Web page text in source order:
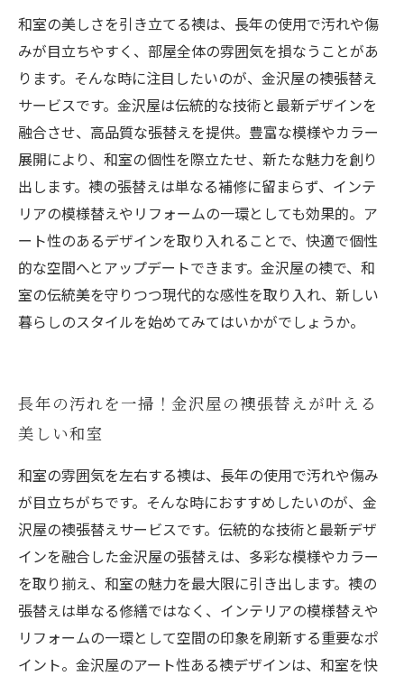
る瞬間
襖の張替えは部屋全体のリフォームの鍵！その
重要性とは？
金沢屋の襖張替えで和室をもっと個性的で快適
な空間に
和室の美しさを引き立てる襖は、長年の使用で汚れや傷
みが目立ちやすく、部屋全体の雰囲気を損なうことがあ
ります。そんな時に注目したいのが、金沢屋の襖張替え
サービスです。金沢屋は伝統的な技術と最新デザインを
融合させ、高品質な張替えを提供。豊富な模様やカラー
展開により、和室の個性を際立たせ、新たな魅力を創り
出します。襖の張替えは単なる補修に留まらず、インテ
リアの模様替えやリフォームの一環としても効果的。ア
ート性のあるデザインを取り入れることで、快適で個性
的な空間へとアップデートできます。金沢屋の襖で、和
室の伝統美を守りつつ現代的な感性を取り入れ、新しい
暮らしのスタイルを始めてみてはいかがでしょうか。
長年の汚れを一掃！金沢屋の襖張替えが叶える
美しい和室
和室の雰囲気を左右する襖は、長年の使用で汚れや傷み
が目立ちがちです。そんな時におすすめしたいのが、金
沢屋の襖張替えサービスです。伝統的な技術と最新デザ
インを融合した金沢屋の張替えは、多彩な模様やカラー
を取り揃え、和室の魅力を最大限に引き出します。襖の
張替えは単なる修繕ではなく、インテリアの模様替えや
リフォームの一環として空間の印象を刷新する重要なポ
イント。金沢屋のアート性ある襖デザインは、和室を快